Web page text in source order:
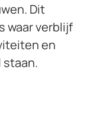
Dit
waar verblijf
en
staan.